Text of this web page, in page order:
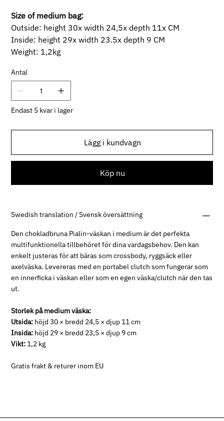
Size of medium bag:
Outside: height 30x width 24,5x depth 11x CM
​Inside: height 29x width 23.5x depth 9 CM
​Weight: 1,2kg
Antal
Endast 5 kvar i lager
Lägg i kundvagn
Köp nu
Swedish translation / Svensk översättning
Den chokladbruna Pialin-väskan i medium är det perfekta
multifunktionella tillbehöret för dina vardagsbehov. Den kan
enkelt justeras för att bäras som crossbody, ryggsäck eller
axelväska. Levereras med en portabel clutch som fungerar som
en innerficka i väskan eller som en egen väska/clutch när den tas
ut.
Storlek på medium väska:
Utsida: höjd 30 × bredd 24,5 × djup 11 cm
Insida: höjd 29 × bredd 23,5 × djup 9 cm
Vikt: 1,2 kg
Gratis frakt & returer inom EU